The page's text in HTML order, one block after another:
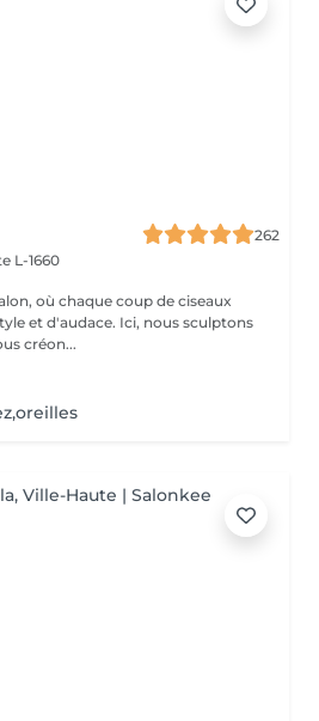
262
L-1660
où chaque coup de ciseaux
et d'audace. Ici, nous sculptons
créon...